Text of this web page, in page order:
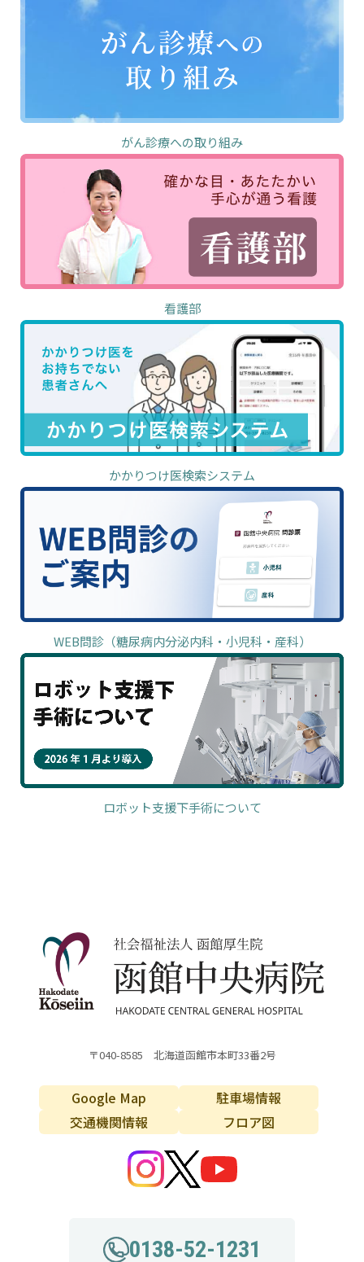
がん診療への取り組み
看護部
かかりつけ医検索システム
WEB問診（糖尿病内分泌内科・小児科・産科）
ロボット支援下手術について
〒040-8585 北海道函館市本町33番2号
Google Map
駐車場情報
交通機関情報
フロア図
0138-52-1231